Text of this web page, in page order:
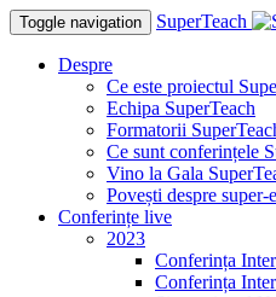
Toggle navigation SuperTeach
Despre
Ce este proiectul
Echipa SuperTeach
Formatorii
Ce sunt conferințele
Vino la Gala
Povești despre super-
Conferințe live
2023
Conferința
Conferința